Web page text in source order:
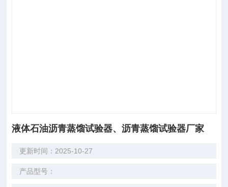
液体石油沥青蒸馏试验器、沥青蒸馏试验器厂家
更新时间：2025-10-27
产品型号：